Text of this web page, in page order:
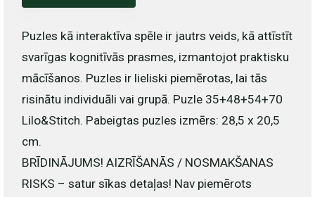
Puzles kā interaktīva spēle ir jautrs veids, kā attīstīt
svarīgas kognitīvās prasmes, izmantojot praktisku
mācīšanos. Puzles ir lieliski piemērotas, lai tās
risinātu individuāli vai grupā. Puzle 35+48+54+70
Lilo&Stitch. Pabeigtas puzles izmērs: 28,5 x 20,5
cm.
BRĪDINĀJUMS! AIZRĪŠANĀS / NOSMAKŠANAS
RISKS – satur sīkas detaļas! Nav piemērots